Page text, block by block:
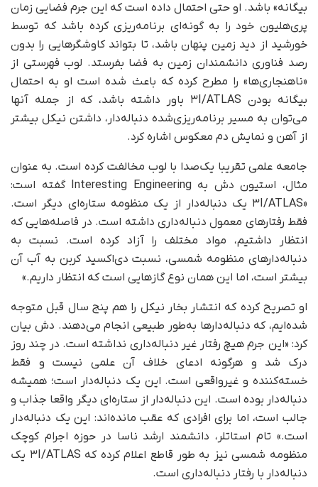
بیگانه» باشد. او حتی احتمال داده است که این جرم فضایی زمان
پری‌هلیون خود را به گونه‌ای برنامه‌ریزی کرده باشد که توسط
خورشید از دید زمین پنهان باشد، تا بتواند کاوشگرهایی را بدون
رصد فناوری دانشمندان زمین به فضا بفرستد. لوب فهرستی از
«ناهنجاری‌ها» را مطرح کرده که باعث شده است او به احتمال
بیگانه بودن ۳I/ATLAS باور داشته باشد، که از جمله آنها
می‌توان به مسیر برنامه‌ریزی‌شده دنباله‌دار، داشتن نیکل بیشتر
از آهن و نمایش دم معکوس اشاره کرد.
جامعه علمی تقریبا یک‌صدا با لوب مخالفت کرده است. به عنوان
مثال، استیون دش به Interesting Engineering گفته است:
«۳I/ATLAS یک دنباله‌دار از یک منظومه ستاره‌ای دیگر است.
فقط رفتارهای معمول دنباله‌داری داشته است. در فاصله‌هایی که
انتظار داشتیم، مواد مختلف را آزاد کرده است. نسبت به
دنباله‌دارهای منظومه شمسی، نسبت دی‌اکسید کربن به آب آن
بیشتر است، اما این همان نوع گازهایی است که انتظار داریم.»
او تصریح کرده که انتشار بخار نیکل را هم پنج سال قبل متوجه
شده‌ایم، که دنباله‌دارها به‌طور طبیعی انجام می‌دهند. دش بیان
کرد: «این جرم هیچ رفتار غیر دنباله‌داری نداشته است. در چند روز
درک شد و هرگونه ادعای خلاف آن علمی نیست و فقط
خسته‌کننده و غیرواقعی است. این یک دنباله‌دار است؛ همیشه
دنباله‌دار بوده است. این دنباله‌دار از ستاره‌ای دیگر واقعا جذاب و
جالب است، اما برای افرادی که عقب مانده‌اند: این یک دنباله‌دار
است.» تام استاتلر، دانشمند ارشد ناسا در حوزه اجرام کوچک
منظومه شمسی نیز به‌ طور قاطع اعلام کرده که ۳I/ATLAS یک
دنباله‌دار با رفتار دنباله‌داری است.